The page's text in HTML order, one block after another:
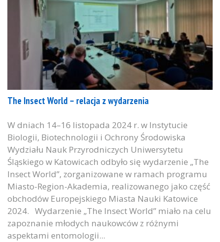
The Insect World – relacja z wydarzenia
W dniach 14–16 listopada 2024 r. w Instytucie
Biologii, Biotechnologii i Ochrony Środowiska
Wydziału Nauk Przyrodniczych Uniwersytetu
Śląskiego w Katowicach odbyło się wydarzenie „The
Insect World”, zorganizowane w ramach programu
Miasto-Region-Akademia, realizowanego jako część
obchodów Europejskiego Miasta Nauki Katowice
2024. Wydarzenie „The Insect World” miało na celu
zapoznanie młodych naukowców z różnymi
aspektami entomologii...